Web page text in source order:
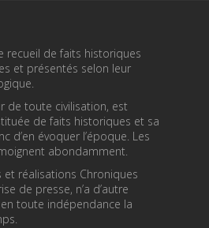
recueil de faits historiques
et présentés selon leur
de toute civilisation, est
de faits historiques et sa
d’en évoquer l’époque. Les
abondamment.
et réalisations Chroniques
de presse, n’a d’autre
toute indépendance la